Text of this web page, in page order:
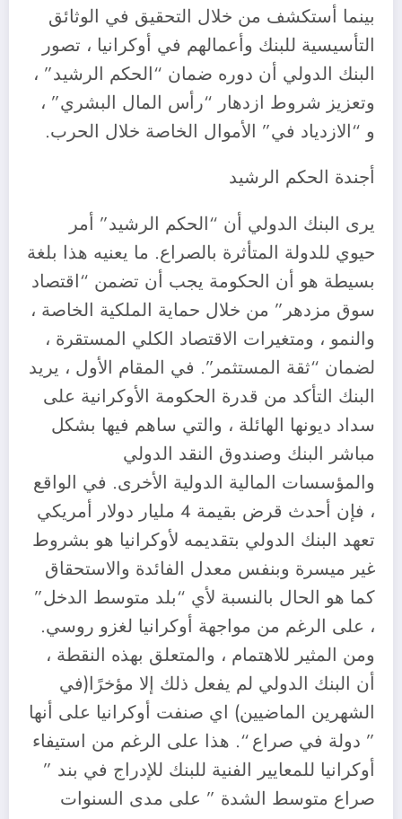
بينما أستكشف من خلال التحقيق في الوثائق
التأسيسية للبنك وأعمالهم في أوكرانيا ، تصور
البنك الدولي أن دوره ضمان “الحكم الرشيد” ،
وتعزيز شروط ازدهار “رأس المال البشري” ،
و “الازدياد في” الأموال الخاصة خلال الحرب.
أجندة الحكم الرشيد
يرى البنك الدولي أن “الحكم الرشيد” أمر
حيوي للدولة المتأثرة بالصراع. ما يعنيه هذا بلغة
بسيطة هو أن الحكومة يجب أن تضمن “اقتصاد
سوق مزدهر” من خلال حماية الملكية الخاصة ،
والنمو ، ومتغيرات الاقتصاد الكلي المستقرة ،
لضمان “ثقة المستثمر”. في المقام الأول ، يريد
البنك التأكد من قدرة الحكومة الأوكرانية على
سداد ديونها الهائلة ، والتي ساهم فيها بشكل
مباشر البنك وصندوق النقد الدولي
والمؤسسات المالية الدولية الأخرى. في الواقع
، فإن أحدث قرض بقيمة 4 مليار دولار أمريكي
تعهد البنك الدولي بتقديمه لأوكرانيا هو بشروط
غير ميسرة وبنفس معدل الفائدة والاستحقاق
كما هو الحال بالنسبة لأي “بلد متوسط الدخل”
، على الرغم من مواجهة أوكرانيا لغزو روسي.
ومن المثير للاهتمام ، والمتعلق بهذه النقطة ،
أن البنك الدولي لم يفعل ذلك إلا مؤخرًا(في
الشهرين الماضيين) اي صنفت أوكرانيا على أنها
” دولة في صراع “. هذا على الرغم من استيفاء
أوكرانيا للمعايير الفنية للبنك للإدراج في بند ”
صراع متوسط الشدة ” على مدى السنوات